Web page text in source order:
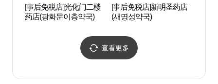
[事后免税店]光化门二楼
药店(광화문이층약국)
[事后免税店]新明圣药店
(새명성약국)
查看更多